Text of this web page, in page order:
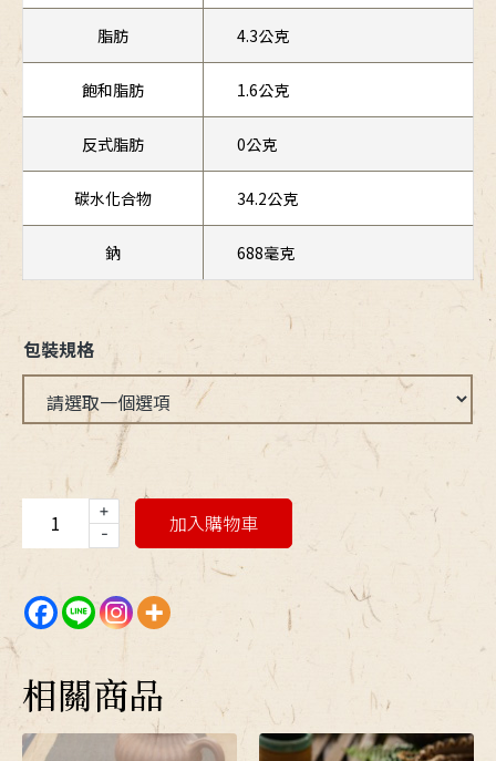
脂肪 4.3公克
飽和脂肪 1.6公克
反式脂肪 0公克
碳水化合物 34.2公克
鈉 688毫克
包裝規格
-
+ 加入購物車
相關商品